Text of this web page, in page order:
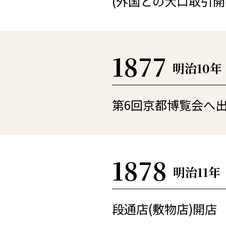
1877 明治10年
第6回京都博覧会へ
1878 明治11年
段通店(敷物店)開店